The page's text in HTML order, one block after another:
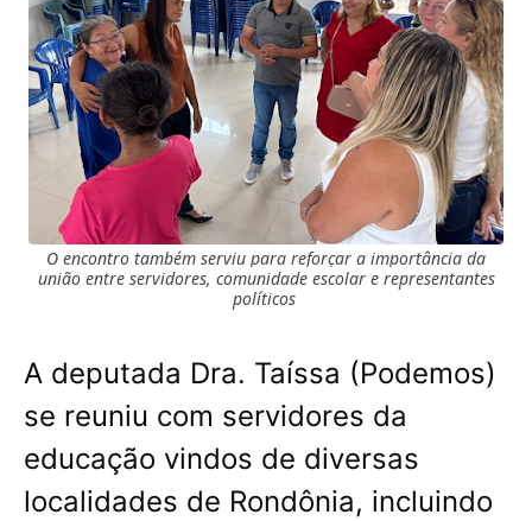
O encontro também serviu para reforçar a importância da
união entre servidores, comunidade escolar e representantes
políticos
A deputada Dra. Taíssa (Podemos)
se reuniu com servidores da
educação vindos de diversas
localidades de Rondônia, incluindo